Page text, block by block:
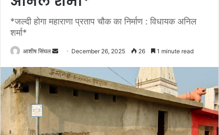
*जल्दी होगा महाराणा प्रताप चौक का निर्माण : विधायक अनिल
शर्मा*
आशीष सिंघल
Send
email
December 26, 2025 26 1 minute read